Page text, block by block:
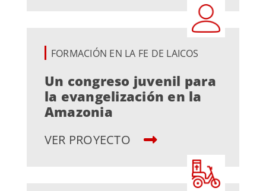
FORMACIÓN EN LA FE DE LAICOS
Un congreso juvenil para
la evangelización en la
Amazonia
VER PROYECTO